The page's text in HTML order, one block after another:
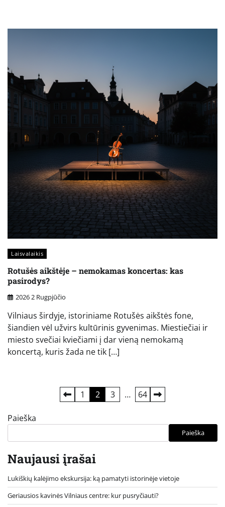
Laisvalaikis
Rotušės aikštėje – nemokamas koncertas: kas
pasirodys?
2026 2 Rugpjūčio
Vilniaus širdyje, istoriniame Rotušės aikštės fone,
šiandien vėl užvirs kultūrinis gyvenimas. Miestiečiai ir
miesto svečiai kviečiami į dar vieną nemokamą
koncertą, kuris žada ne tik […]
puslapiavimas
1 2 3 … 64
Paieška
Paieška
Naujausi įrašai
Lukiškių kalėjimo ekskursija: ką pamatyti istorinėje vietoje
Geriausios kavinės Vilniaus centre: kur pusryčiauti?